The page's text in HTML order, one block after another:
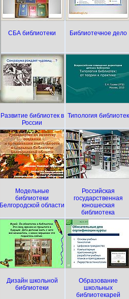
СБА библиотеки Библиотечное дело
Развитие библиотек в
России
Типология библиотек
Модельные
библиотеки
Белгородской области
Российская
государственная
юношеская
библиотека
Дизайн школьной
библиотеки
Образование
школьных
библиотекарей